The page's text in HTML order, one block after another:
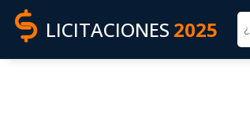
LICITACIONES 2025